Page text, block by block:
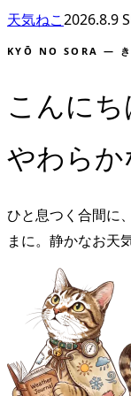
天気ねこ2026.8.9
KYŌ NO SORA — き
こんにち
やわらか
ひと息つく合間に
まに。静かなお天